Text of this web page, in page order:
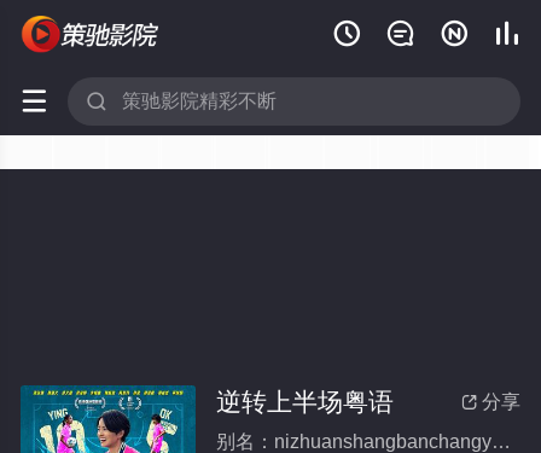
   
 
 分享
逆转上半场粤语
别名：nizhuanshangbanchangyueyu